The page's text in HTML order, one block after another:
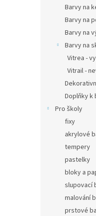
Barvy na
Barvy na
Barvy na
Barvy na
Vitrea -
Vitrail -
Doplňky k
Pro školy
fixy
akrylové
tempery
pastelky
bloky a
slupovací
malování
prstové